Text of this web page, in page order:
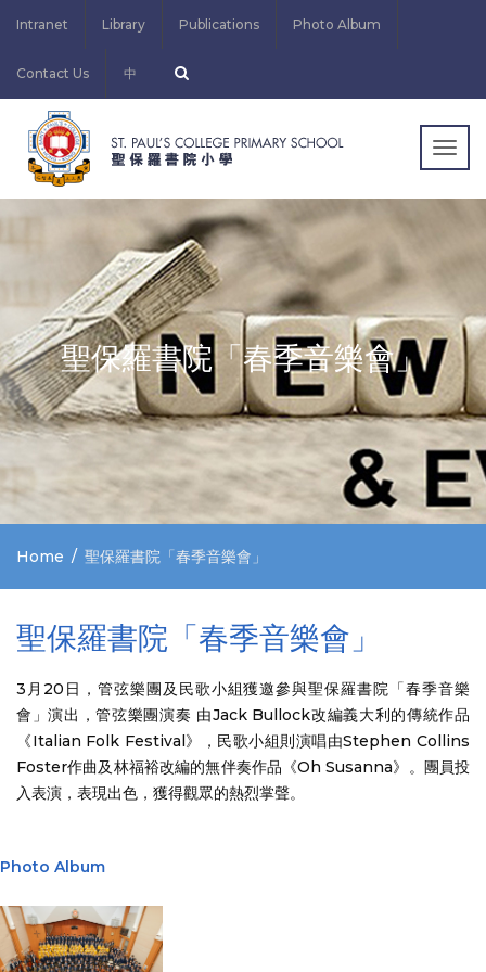
Intranet Library Publications Photo Album
Contact Us 中
聖保羅書院「春季音樂會」
Home 聖保羅書院「春季音樂會」
聖保羅書院「春季音樂會」
3月20日，管弦樂團及民歌小組獲邀參與聖保羅書院「春季音樂
會」演出，管弦樂團演奏 由Jack Bullock改編義大利的傳統作品
《Italian Folk Festival》，民歌小組則演唱由Stephen Collins
Foster作曲及林福裕改編的無伴奏作品《Oh Susanna》。團員投
入表演，表現出色，獲得觀眾的熱烈掌聲。
Photo Album